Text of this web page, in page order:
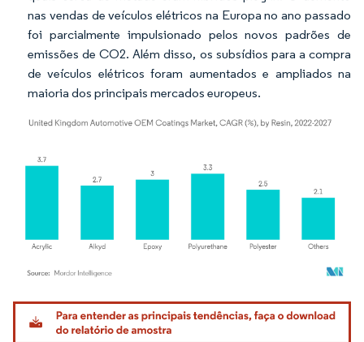
nas vendas de veículos elétricos na Europa no ano passado
foi parcialmente impulsionado pelos novos padrões de
emissões de CO2. Além disso, os subsídios para a compra
de veículos elétricos foram aumentados e ampliados na
maioria dos principais mercados europeus.
Imagem © Mordor Intelligence. O reuso requer atribuição conforme CC BY 4.0.